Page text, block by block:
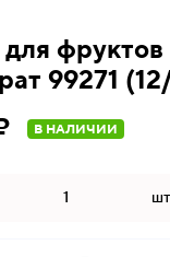
для
99271
В НАЛИЧИИ